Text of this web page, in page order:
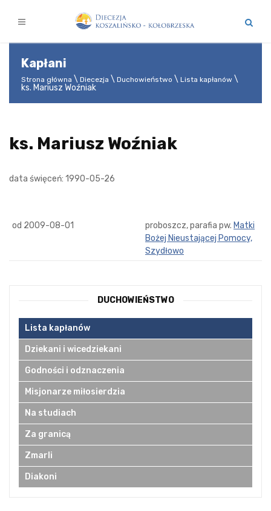
Kapłani
Strona główna Diecezja Duchowieństwo Lista kapłanów
ks. Mariusz Woźniak
ks. Mariusz Woźniak
data święceń: 1990-05-26
od 2009-08-01 proboszcz, parafia pw. Matki
Bożej Nieustającej Pomocy,
Szydłowo
DUCHOWIEŃSTWO
Lista kapłanów
Dziekani i wicedziekani
Godności i odznaczenia
Misjonarze miłosierdzia
Na studiach
Za granicą
Zmarli
Diakoni